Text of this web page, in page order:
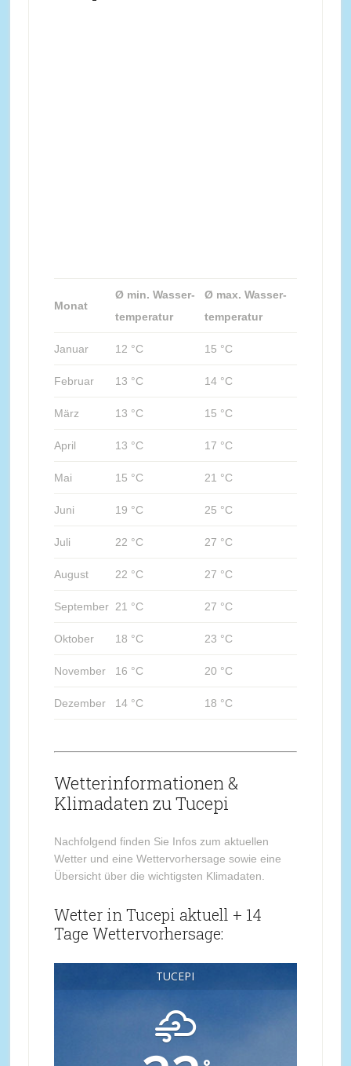
Monat
Ø min. Wasser-
temperatur
Ø max. Wasser-
temperatur
Januar 12 °C 15 °C
Februar 13 °C 14 °C
März 13 °C 15 °C
April 13 °C 17 °C
Mai 15 °C 21 °C
Juni 19 °C 25 °C
Juli 22 °C 27 °C
August 22 °C 27 °C
September 21 °C 27 °C
Oktober 18 °C 23 °C
November 16 °C 20 °C
Dezember 14 °C 18 °C
Wetterinformationen &
Klimadaten zu Tucepi
Nachfolgend finden Sie Infos zum aktuellen
Wetter und eine Wettervorhersage sowie eine
Übersicht über die wichtigsten Klimadaten.
Wetter in Tucepi aktuell + 14
Tage Wettervorhersage:
TUCEPI